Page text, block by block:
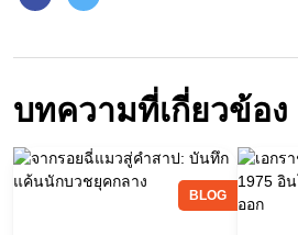
บทความที่เกี่ยวข้อง
BLOG